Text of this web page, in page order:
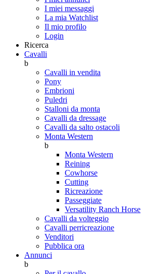
I miei messaggi
La mia Watchlist
Il mio profilo
Login
Ricerca
Cavalli
b
Cavalli in vendita
Pony
Embrioni
Puledri
Stalloni da monta
Cavalli da dressage
Cavalli da salto ostacoli
Monta Western
b
Monta Western
Reining
Cowhorse
Cutting
Ricreazione
Passeggiate
Versatility Ranch Horse
Cavalli da volteggio
Cavalli perricreazione
Venditori
Pubblica ora
Annunci
b